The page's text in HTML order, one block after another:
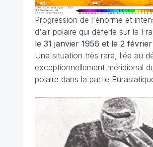
Progression de l'énorme et
d'air polaire qui déferle sur la
le 31 janvier 1956 et le 2
Une situation très rare, liée au
exceptionnellement méridional
polaire dans la partie